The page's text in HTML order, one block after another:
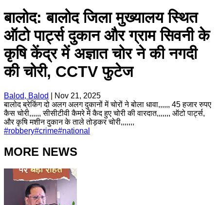
बालोद: बालोद जिला मुख्यालय स्थित
ऑटो पार्ट्स दुकान और ग्राम सिवनी के
कृषि केंद्र में अज्ञात चोर ने की नगदी
की चोरी, CCTV फुटेज
Balod, Balod
Nov 21, 2025
बालोद ब्रेकिंग दो अलग अलग दुकानों में चोरों ने बोला धावा,,,,,, 45 हजार रुपए
कैस चोरी,,,,,, सीसीटीवी कैमरे में कैद हुए चोरी की वारदात,,,,,,, ऑटो पार्ट्स,
और कृषि मशीन दुकान के ताले तोड़कर चोरी,,,,,,,
#robbery#crime#national
MORE NEWS